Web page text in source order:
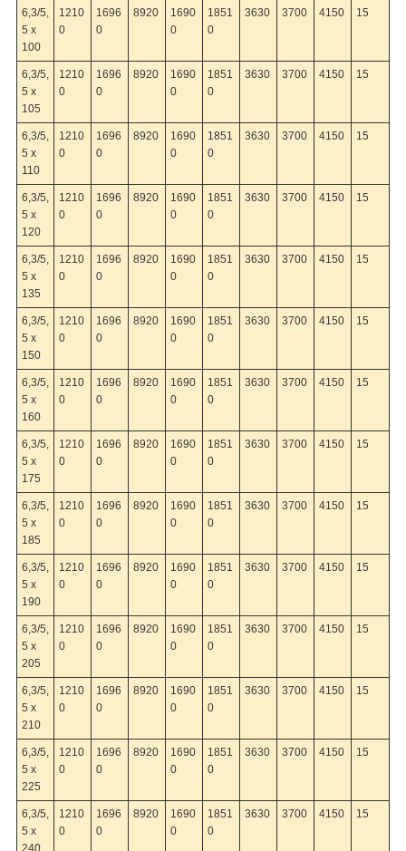
6,3/5,
5 x
100
1210
0
1696
0
8920
1690
0
1851
0
3630 3700 4150 15
6,3/5,
5 x
105
1210
0
1696
0
8920
1690
0
1851
0
3630 3700 4150 15
6,3/5,
5 x
110
1210
0
1696
0
8920
1690
0
1851
0
3630 3700 4150 15
6,3/5,
5 x
120
1210
0
1696
0
8920
1690
0
1851
0
3630 3700 4150 15
6,3/5,
5 x
135
1210
0
1696
0
8920
1690
0
1851
0
3630 3700 4150 15
6,3/5,
5 x
150
1210
0
1696
0
8920
1690
0
1851
0
3630 3700 4150 15
6,3/5,
5 x
160
1210
0
1696
0
8920
1690
0
1851
0
3630 3700 4150 15
6,3/5,
5 x
175
1210
0
1696
0
8920
1690
0
1851
0
3630 3700 4150 15
6,3/5,
5 x
185
1210
0
1696
0
8920
1690
0
1851
0
3630 3700 4150 15
6,3/5,
5 x
190
1210
0
1696
0
8920
1690
0
1851
0
3630 3700 4150 15
6,3/5,
5 x
205
1210
0
1696
0
8920
1690
0
1851
0
3630 3700 4150 15
6,3/5,
5 x
210
1210
0
1696
0
8920
1690
0
1851
0
3630 3700 4150 15
6,3/5,
5 x
225
1210
0
1696
0
8920
1690
0
1851
0
3630 3700 4150 15
6,3/5,
5 x
1210
0
1696
0
8920
1690
0
1851
0
3630 3700 4150 15